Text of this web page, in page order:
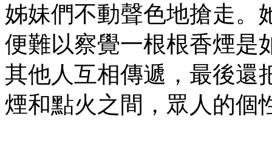
姊妹們不動聲色地搶走。
便難以察覺一根根香煙是
其他人互相傳遞，最後還
煙和點火之間，眾人的個